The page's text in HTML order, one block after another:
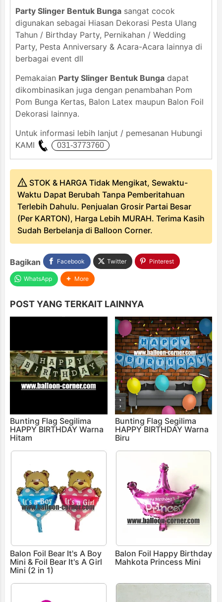
Party Slinger Bentuk Bunga sangat cocok
digunakan sebagai Hiasan Dekorasi Pesta Ulang
Tahun / Birthday Party, Pernikahan / Wedding
Party, Pesta Anniversary & Acara-Acara lainnya di
berbagai event dll
Pemakaian Party Slinger Bentuk Bunga dapat
dikombinasikan juga dengan penambahan Pom
Pom Bunga Kertas, Balon Latex maupun Balon Foil
Dekorasi lainnya.
Untuk informasi lebih lanjut / pemesanan Hubungi
KAMI
STOK & HARGA Tidak Mengikat, Sewaktu-
Waktu Dapat Berubah Tanpa Pemberitahuan
Terlebih Dahulu. Penjualan Grosir Partai Besar
(Per KARTON), Harga Lebih MURAH. Terima Kasih
Sudah Berbelanja di Balloon Corner.
Bagikan Facebook Twitter Pinterest
WhatsApp More
POST YANG TERKAIT LAINNYA
Bunting Flag Segilima
HAPPY BIRTHDAY Warna
Hitam
Bunting Flag Segilima
HAPPY BIRTHDAY Warna
Biru
Balon Foil Bear It's A Boy
Mini & Foil Bear It's A Girl
Mini (2 in 1)
Balon Foil Happy Birthday
Mahkota Princess Mini